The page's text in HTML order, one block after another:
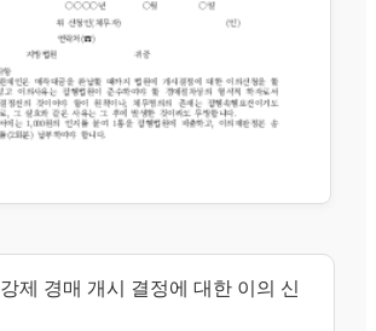
강제 경매 개시 결정에 대한 이의 신